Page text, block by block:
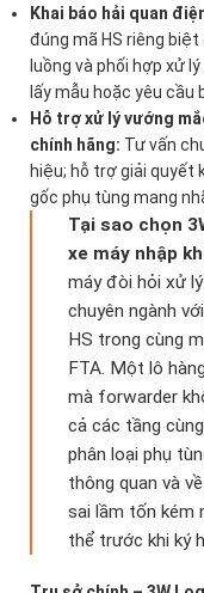
Khai báo hải quan
đúng mã HS riêng
luồng và phối hợp xử
lấy mẫu hoặc yêu cầu
Hỗ trợ xử lý vướng
chính hãng: Tư vấn
hiệu; hỗ trợ giải quyết
gốc phụ tùng mang
Tại sao chọn
xe máy nhập
máy đòi hỏi xử
chuyên ngành
HS trong cùng
FTA. Một lô
mà forwarder
cả các tầng
phân loại phụ
thông quan và
sai lầm tốn kém
thể trước khi ký